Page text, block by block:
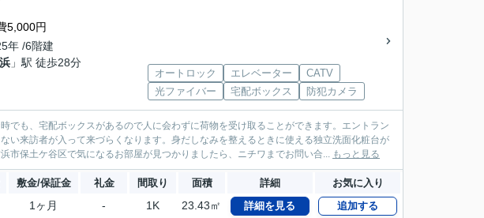
5,000円
年 /6階建
」駅 徒歩28分
オートロック エレベーター
CATV
光ファイバー
宅配ボックス 防犯カメラ
でも、宅配ボックスがあるので人に会わずに荷物を受け取ることができます。エントラン
い来訪者が入って来づらくなります。身だしなみを整えるときに使える独立洗面化粧台が
市保土ケ谷区で気になるお部屋が見つかりましたら、ニチワまでお問い合... もっと見る
敷金/保証金 礼金 間取り 面積 詳細 お気に入り
1ヶ月 - 1K 23.43㎡ 詳細を見る 追加する